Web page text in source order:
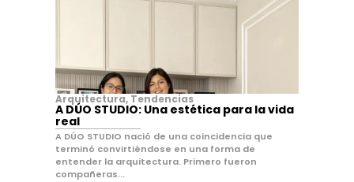
Arquitectura, Tendencias
A DÚO STUDIO: Una estética para la vida
real
A DÚO STUDIO nació de una coincidencia que
terminó convirtiéndose en una forma de
entender la arquitectura. Primero fueron
compañeras...